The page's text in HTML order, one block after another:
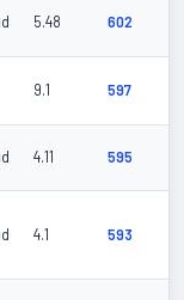
5.48 602
9.1 597
4.11 595
4.1 593